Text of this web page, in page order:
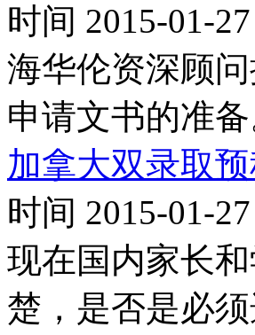
时间 2015-01-27
海华伦资深顾
申请文书的准备
加拿大双录取
时间 2015-01-27
现在国内家长
楚，是否是必须